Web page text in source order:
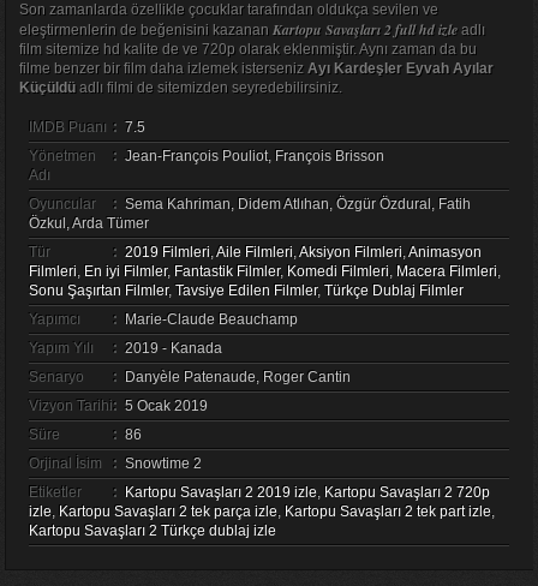
Son zamanlarda özellikle çocuklar tarafından oldukça sevilen ve
eleştirmenlerin de beğenisini kazanan Kartopu Savaşları 2 full hd izleadlı
film sitemize hd kalite de ve 720p olarak eklenmiştir. Aynı zaman da bu
filme benzer bir film daha izlemek isterseniz Ayı Kardeşler Eyvah Ayılar
Küçüldüadlı filmi de sitemizden seyredebilirsiniz.
IMDB Puanı : 7.5
Yönetmen
Adı
: Jean-François Pouliot, François Brisson
Oyuncular : Sema Kahriman, Didem Atlıhan, Özgür Özdural, Fatih
Özkul, Arda Tümer
Tür
: 2019 Filmleri,Aile Filmleri,Aksiyon Filmleri,Animasyon
Filmleri, En iyi Filmler, Fantastik Filmler, Komedi Filmleri, Macera Filmleri,
Sonu Şaşırtan Filmler, Tavsiye Edilen Filmler, Türkçe Dublaj Filmler
Yapımcı
: Marie-Claude Beauchamp
Yapım Yılı
: 2019 - Kanada
Senaryo
: Danyèle Patenaude, Roger Cantin
Vizyon Tarihi: 5 Ocak 2019
Süre
: 86
Orjinal İsim
: Snowtime 2
Etiketler
: Kartopu Savaşları 2 2019 izle, Kartopu Savaşları 2 720p
izle, Kartopu Savaşları 2 tek parça izle, Kartopu Savaşları 2 tek part izle,
Kartopu Savaşları 2 Türkçe dublaj izle